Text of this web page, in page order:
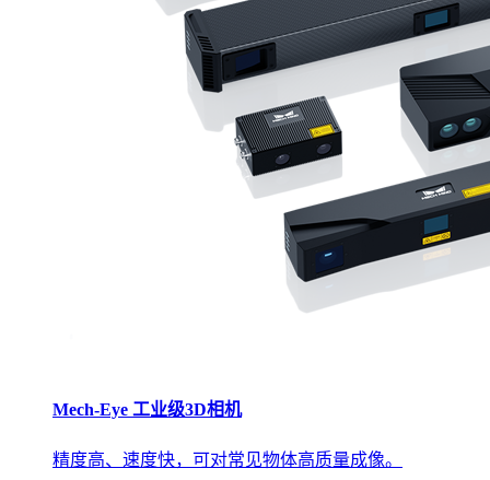
Mech-Eye 工业级3D相机
精度高、速度快，可对常见物体高质量成像。